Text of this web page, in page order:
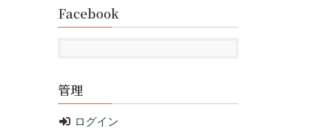
Facebook
管理
ログイン